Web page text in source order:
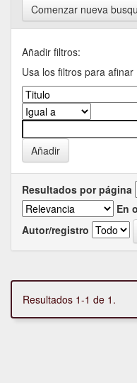
Comenzar nueva
Añadir filtros:
Usa los filtros para afinar
Resultados por página
En
Autor/registro
Resultados 1-1 de 1.